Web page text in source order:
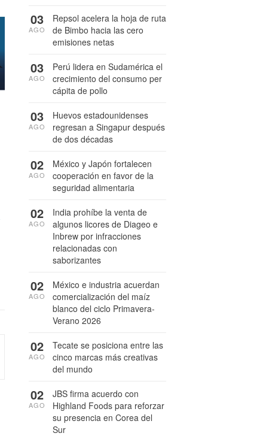
Repsol acelera la hoja de ruta
de Bimbo hacia las cero
emisiones netas
03
AGO
Perú lidera en Sudamérica el
crecimiento del consumo per
cápita de pollo
03
AGO
Huevos estadounidenses
regresan a Singapur después
de dos décadas
03
AGO
México y Japón fortalecen
cooperación en favor de la
seguridad alimentaria
02
AGO
India prohíbe la venta de
algunos licores de Diageo e
Inbrew por infracciones
relacionadas con
saborizantes
02
AGO
México e industria acuerdan
comercialización del maíz
blanco del ciclo Primavera-
Verano 2026
02
AGO
Tecate se posiciona entre las
cinco marcas más creativas
del mundo
02
AGO
JBS firma acuerdo con
Highland Foods para reforzar
su presencia en Corea del
Sur
02
AGO